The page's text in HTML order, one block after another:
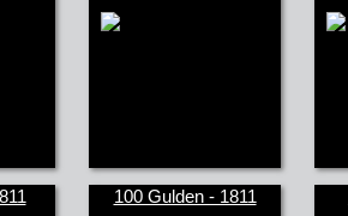
100 Gulden - 1811